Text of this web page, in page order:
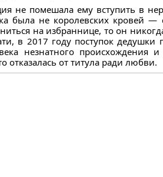
не помешала ему вступить в
была не королевских кровей —
на избраннице, то он
в 2017 году поступок дедушки
незнатного происхождения и
отказалась от титула ради любви.